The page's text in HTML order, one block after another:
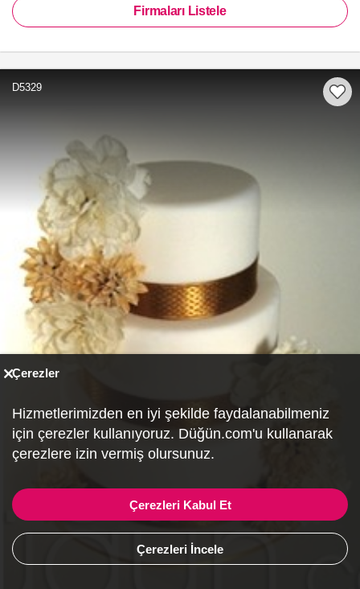
Firmaları Listele
D5329
Çerezler
Hizmetlerimizden en iyi şekilde faydalanabilmeniz
için çerezler kullanıyoruz. Düğün.com'u kullanarak
çerezlere izin vermiş olursunuz.
Çerezleri Kabul Et
Çerezleri İncele